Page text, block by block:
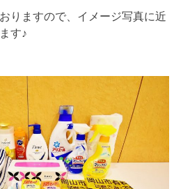
りますので、イメージ写真に近
す♪